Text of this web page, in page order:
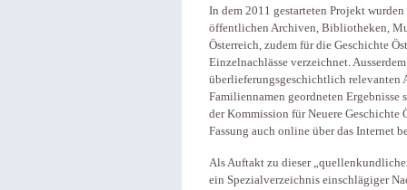
In dem 2011 gestarteten Projekt
öffentlichen Archiven, Bibliotheken,
Österreich, zudem für die Geschichte
Einzelnachlässe verzeichnet.
überlieferungsgeschichtlich relevanten
Familiennamen geordneten
der Kommission für Neuere
Fassung auch online über das Internet
Als Auftakt zu dieser
ein Spezialverzeichnis einschlägiger